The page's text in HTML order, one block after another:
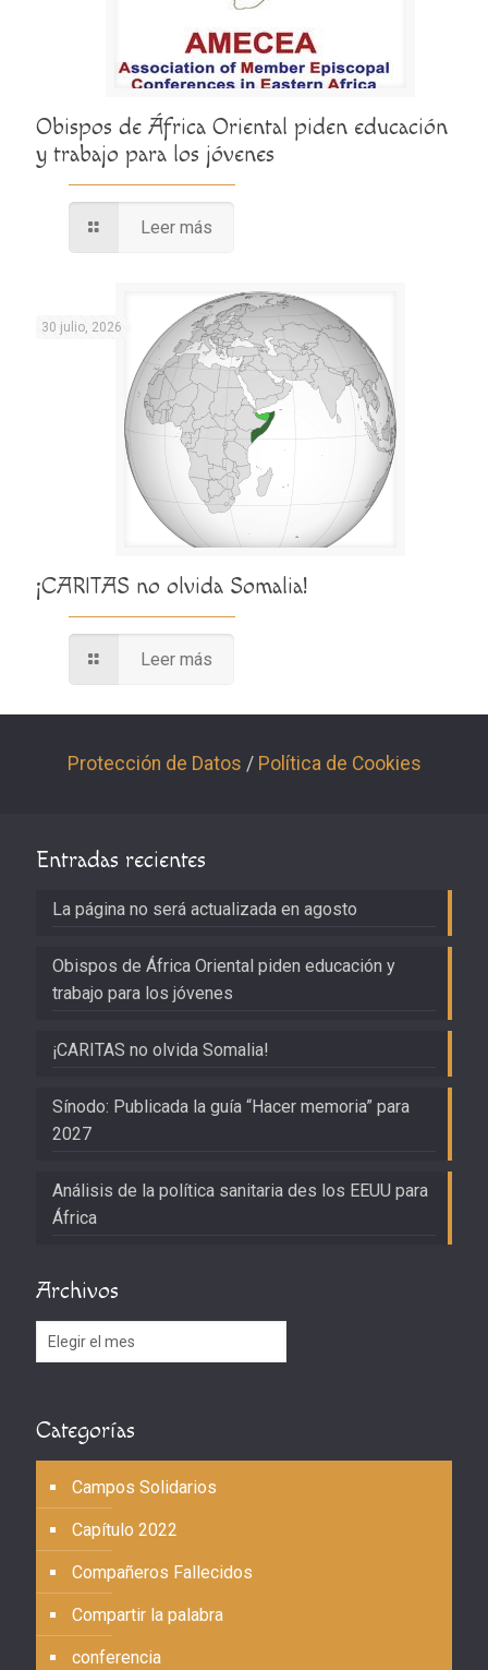
Obispos de África Oriental piden educación
y trabajo para los jóvenes
Leer más
30 julio, 2026
¡CARITAS no olvida Somalia!
Leer más
Protección de Datos / Política de Cookies
Entradas recientes
La página no será actualizada en agosto
Obispos de África Oriental piden educación y
trabajo para los jóvenes
¡CARITAS no olvida Somalia!
Sínodo: Publicada la guía “Hacer memoria” para
2027
Análisis de la política sanitaria des los EEUU para
África
Archivos
Archivos
Categorías
Campos Solidarios
Capítulo 2022
Compañeros Fallecidos
Compartir la palabra
conferencia